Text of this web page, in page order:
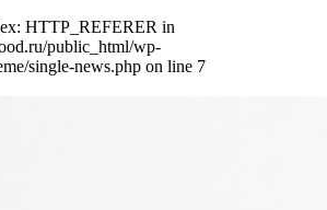
HTTP_REFERER in
public_html/wp-
single-news.php on line 7